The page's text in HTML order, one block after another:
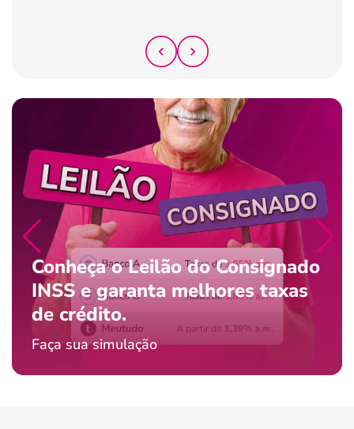
Conheça o Leilão do Consignado
INSS e garanta melhores taxas
de crédito.
Faça sua simulação